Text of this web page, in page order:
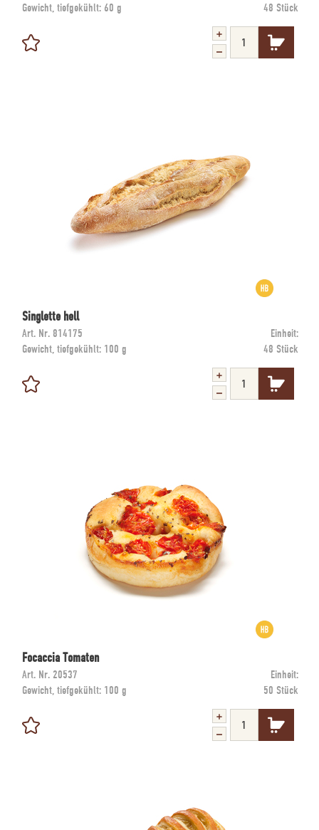
Gewicht, tiefgekühlt: 60 g 48 Stück
Singlette hell
Art. Nr. 814175
Einheit:
Gewicht, tiefgekühlt: 100 g 48 Stück
Focaccia Tomaten
Art. Nr. 20537
Einheit:
Gewicht, tiefgekühlt: 100 g 50 Stück